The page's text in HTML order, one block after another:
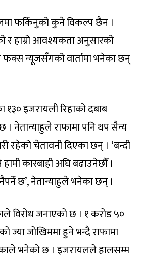
फर्किनुको कुने विकल्प छैन ।
र हाम्रो आवश्यकता अनुसारको
फक्स न्यूजसँगको वार्तामा भनेका छन्
१३० इजरायली रिहाको दबाब
। नेतान्याहुले राफामा पनि थप सैन्य
रहेको चेतावनी दिएका छन् । ‘बन्दी
कारबाही अघि बढाउनेछौँ ।
छ’, नेतान्याहुले भनेका छन् ।
विरोध जनाएको छ । १ करोड ५०
ज्या जोखिममा हुने भन्दै राफामा
भनेको छ । इजरायलले हालसम्म